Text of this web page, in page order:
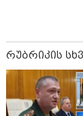
"მიტროპოლიტი
გარდაცვლილის
აღავლინა" -
რუბრიკის